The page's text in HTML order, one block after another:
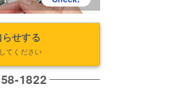
せする
てください
1822